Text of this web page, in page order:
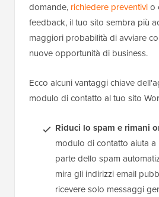
domande, richiedere preventivio
feedback, il tuo sito sembra più
maggiori probabilità di avviare
nuove opportunità di business.
Ecco alcuni vantaggi chiave
modulo di contatto al tuo sito
Riduci lo spam e rimani
modulo di contatto aiuta
parte dello spam
mira gli indirizzi email
ricevere solo messaggi